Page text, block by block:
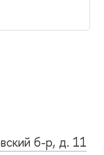
б-р, д. 11